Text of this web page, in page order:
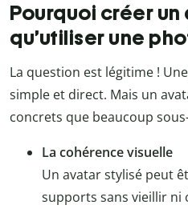
Pourquoi créer
qu’utiliser une
La question est légitime !
simple et direct. Mais un
concrets que beaucoup
La cohérence visuelle
Un avatar stylisé peut
supports sans vieillir ni